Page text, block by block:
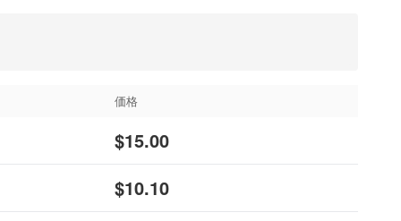
価格
$15.00
$10.10